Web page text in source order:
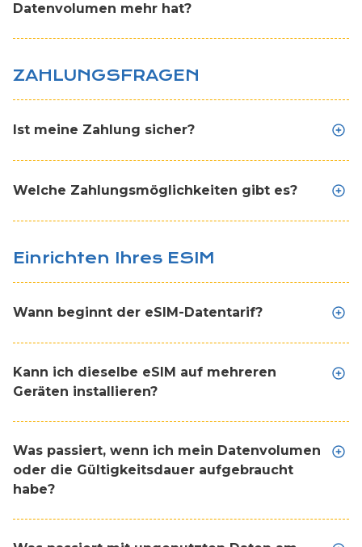
Datenvolumen mehr hat?
ZAHLUNGSFRAGEN
Ist meine Zahlung sicher?
Welche Zahlungsmöglichkeiten gibt es?
Einrichten Ihres ESIM
Wann beginnt der eSIM-Datentarif?
Kann ich dieselbe eSIM auf mehreren
Geräten installieren?
Was passiert, wenn ich mein Datenvolumen
oder die Gültigkeitsdauer aufgebraucht
habe?